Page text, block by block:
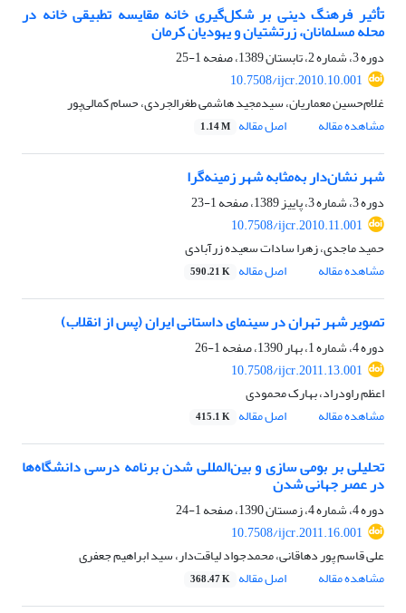
تأثیر فرهنگ دینی بر شکل‌گیری خانه مقایسه تطبیقی خانه در
محله مسلمانان، زرتشتیان و یهودیان کرمان
دوره 3، شماره 2، تابستان 1389، صفحه
1-25
10.7508/ijcr.2010.10.001
غلام‌حسین معماریان، سیدمجید هاشمی طغرالجردی، حسام کمالی‌پور
مشاهده مقاله
اصل مقاله 1.14 M
شهر نشان‌دار به‌مثابه شهر زمینه‌گرا
دوره 3، شماره 3، پاییز 1389، صفحه
1-23
10.7508/ijcr.2010.11.001
حمید ماجدی، زهرا سادات سعیده زرآبادی
مشاهده مقاله
اصل مقاله 590.21 K
تصویر شهر تهران در سینمای داستانی ایران (پس از انقلاب)
دوره 4، شماره 1، بهار 1390، صفحه
1-26
10.7508/ijcr.2011.13.001
اعظم راودراد، بهارک محمودی
مشاهده مقاله
اصل مقاله 415.1 K
تحلیلی بر بومی سازی و بین‌المللی شدن برنامه درسی دانشگاه‌ها
در عصر جهانی شدن
دوره 4، شماره 4، زمستان 1390، صفحه
1-24
10.7508/ijcr.2011.16.001
علی قاسم پور دهاقانی، محمد‌جواد لیاقت‌دار، سید‌ ابراهیم جعفری
مشاهده مقاله
اصل مقاله 368.47 K